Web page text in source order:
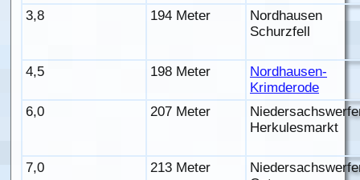
3,8
194 Meter
Nordhausen
Schurzfell
4,5 198 Meter
Nordhausen-
Krimderode
6,0
207 Meter
Herkulesmarkt
7,0 213 Meter